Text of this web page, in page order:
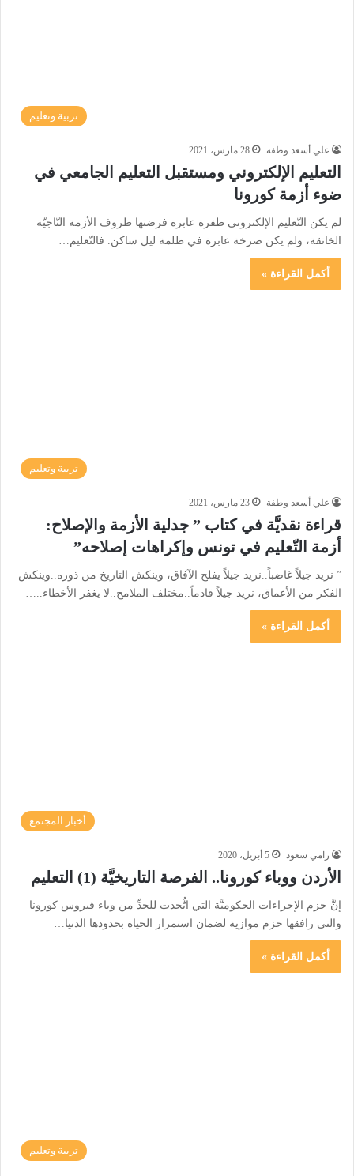
تربية وتعليم
علي أسعد وطفة 28 مارس، 2021
التعليم الإلكتروني ومستقبل التعليم الجامعي في
ضوء أزمة كورونا
لم يكن التّعليم الإلكتروني طفرة عابرة فرضتها ظروف الأزمة التّاجيّة
الخانقة، ولم يكن صرخة عابرة في ظلمة ليل ساكن. فالتّعليم…
أكمل القراءة »
تربية وتعليم
علي أسعد وطفة 23 مارس، 2021
قراءة نقديَّة في كتاب ” جدلية الأزمة والإصلاح:
أزمة التّعليم في تونس وإكراهات إصلاحه”
” نريد جيلاً غاضباً..نريد جيلاً يفلح الآفاق، وينكش التاريخ من ذوره..وينكش
الفكر من الأعماق، نريد جيلاً قادماً..مختلف الملامح..لا يغفر الأخطاء..…
أكمل القراءة »
أخبار المجتمع
رامي سعود 5 أبريل، 2020
الأردن ووباء كورونا.. الفرصة التاريخيَّة (1) التعليم
إنَّ حزم الإجراءات الحكوميَّة التي اتُّخذت للحدِّ من وباء فيروس كورونا
والتي رافقها حزم موازية لضمان استمرار الحياة بحدودها الدنيا…
أكمل القراءة »
تربية وتعليم